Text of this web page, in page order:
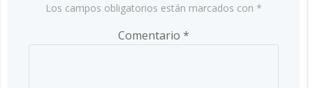
Los campos obligatorios están marcados con *
Comentario *